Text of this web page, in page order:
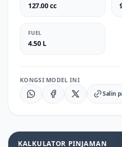
127.00 cc
FUEL
4.50 L
KONGSI MODEL INI
Salin
KALKULATOR PINJAMAN